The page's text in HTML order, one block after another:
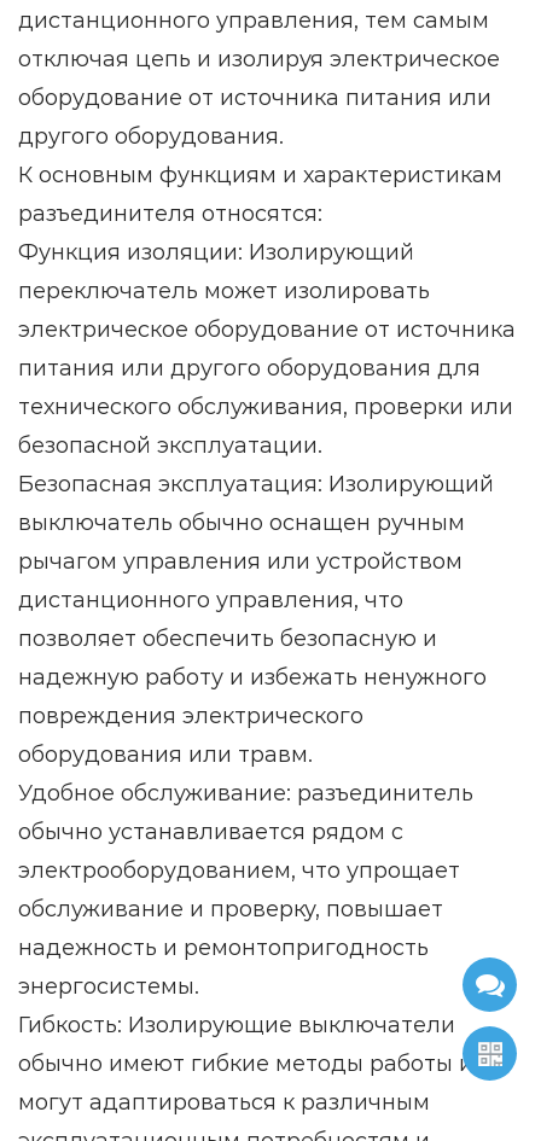
дистанционного управления, тем самым
отключая цепь и изолируя электрическое
оборудование от источника питания или
другого оборудования.
К основным функциям и характеристикам
разъединителя относятся:
Функция изоляции: Изолирующий
переключатель может изолировать
электрическое оборудование от источника
питания или другого оборудования для
технического обслуживания, проверки или
безопасной эксплуатации.
Безопасная эксплуатация: Изолирующий
выключатель обычно оснащен ручным
рычагом управления или устройством
дистанционного управления, что
позволяет обеспечить безопасную и
надежную работу и избежать ненужного
повреждения электрического
оборудования или травм.
Удобное обслуживание: разъединитель
обычно устанавливается рядом с
электрооборудованием, что упрощает
обслуживание и проверку, повышает
надежность и ремонтопригодность
энергосистемы.
Гибкость: Изолирующие выключатели
обычно имеют гибкие методы работы и
могут адаптироваться к различным